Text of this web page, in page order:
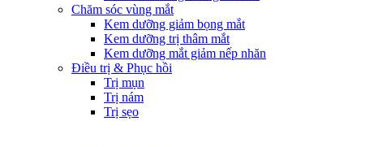
Chăm sóc vùng mắt
Kem dưỡng giảm bọng mắt
Kem dưỡng trị thâm mắt
Kem dưỡng mắt giảm nếp nhăn
Điều trị & Phục hồi
Trị mụn
Trị nám
Trị sẹo